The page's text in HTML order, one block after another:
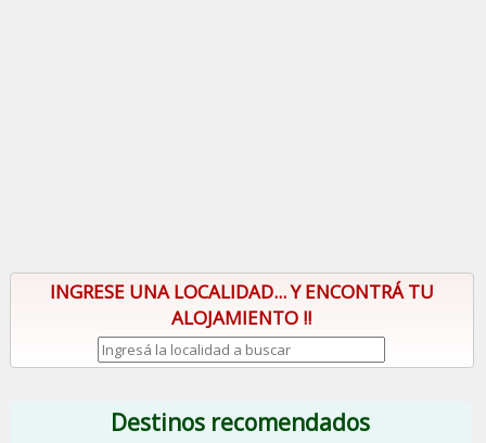
INGRESE UNA LOCALIDAD... Y ENCONTRÁ TU
ALOJAMIENTO !!
Destinos recomendados